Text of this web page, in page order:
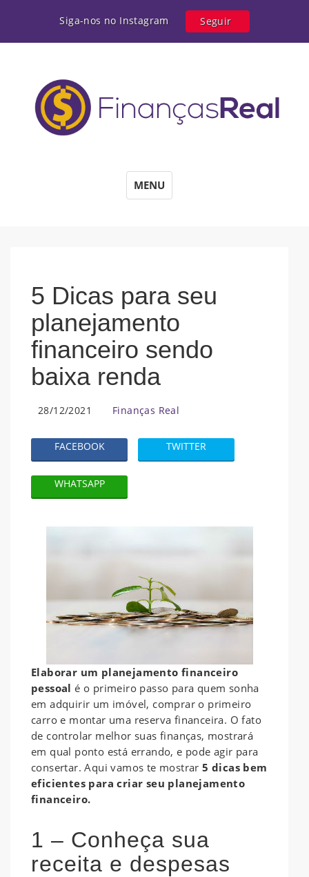
Siga-nos no Instagram Seguir
MENU
5 Dicas para seu
planejamento
financeiro sendo
baixa renda
28/12/2021 Finanças Real
FACEBOOK TWITTER
WHATSAPP
Elaborar um planejamento financeiro
pessoal é o primeiro passo para quem sonha
em adquirir um imóvel, comprar o primeiro
carro e montar uma reserva financeira. O fato
de controlar melhor suas finanças, mostrará
em qual ponto está errando, e pode agir para
consertar. Aqui vamos te mostrar5 dicas bem
eficientes para criar seu planejamento
financeiro.
1 – Conheça sua
receita e despesas